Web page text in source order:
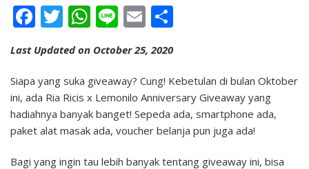
Hadiahnya!
Facebook
Twitter
WhatsApp
LineEmail
Last Updated on October 25, 2020
Siapa yang suka giveaway? Cung! Kebetulan di bulan Oktober
ini, ada Ria Ricis x Lemonilo Anniversary Giveaway yang
hadiahnya banyak banget! Sepeda ada, smartphone ada,
paket alat masak ada, voucher belanja pun juga ada!
Bagi yang ingin tau lebih banyak tentang giveaway ini, bisa